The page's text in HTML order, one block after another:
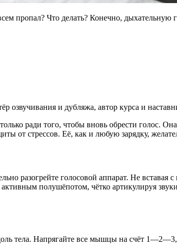
пропал? Что делать? Конечно, дыхательную
озвучивания и дубляжа, автор курса и
ради того, чтобы вновь обрести голос.
от стрессов. Её, как и любую зарядку,
разогрейте голосовой аппарат. Не
полушёпотом, чётко артикулируя
тела. Напрягайте все мышцы на счёт 1—2—3,